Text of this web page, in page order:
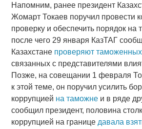
Напомним, ранее президент
Жомарт Токаев поручил провести
проверку и обеспечить порядок на
после чего 29 января КазТАГ
Казахстане проверяют
связанных с представителями
Позже, на совещании 1 февраля
к этой теме, он поручил усилить
коррупцией на таможнеи в ряде
сообщил президент, половина
коррупцией на границе давала